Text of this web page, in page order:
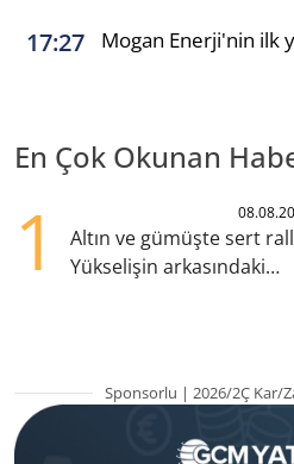
17:27 Mogan Enerji'nin ilk
En Çok Okunan
1
Altın ve gümüşte sert
Yükselişin arkasındaki
Sponsorlu | 2026/2Ç Kar/